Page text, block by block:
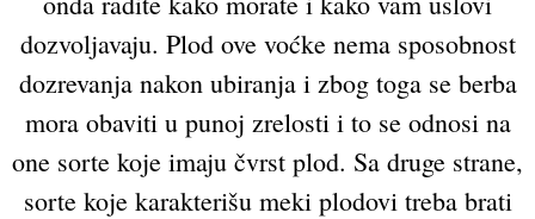
dozvoljavaju. Plod ove voćke nema sposobnost
dozrevanja nakon ubiranja i zbog toga se berba
mora obaviti u punoj zrelosti i to se odnosi na
one sorte koje imaju čvrst plod. Sa druge strane,
sorte koje karakterišu meki plodovi treba brati